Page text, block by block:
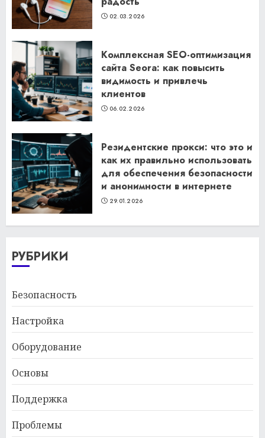
02.03.2026
Комплексная SEO-оптимизация
сайта Seora: как повысить
видимость и привлечь
клиентов
06.02.2026
Резидентские прокси: что это и
как их правильно использовать
для обеспечения безопасности
и анонимности в интернете
29.01.2026
РУБРИКИ
Безопасность
Настройка
Оборудование
Основы
Поддержка
Проблемы